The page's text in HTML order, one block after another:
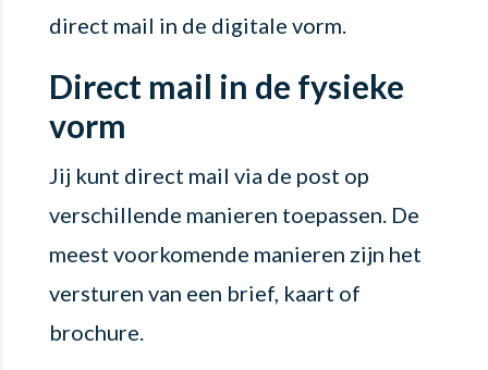
direct mail in de digitale vorm.
Direct mail in de fysieke
vorm
Jij kunt direct mail via de post op
verschillende manieren toepassen. De
meest voorkomende manieren zijn het
versturen van een brief, kaart of
brochure.